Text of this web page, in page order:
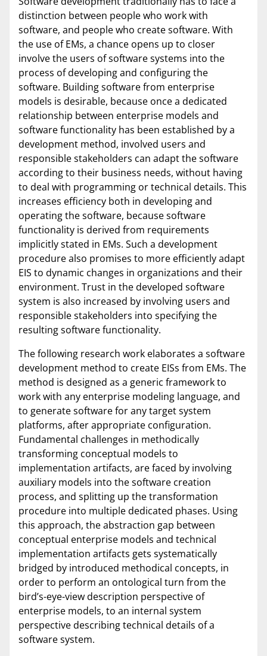
distinction between people who work with
software, and people who create software. With
the use of EMs, a chance opens up to closer
involve the users of software systems into the
process of developing and configuring the
software. Building software from enterprise
models is desirable, because once a dedicated
relationship between enterprise models and
software functionality has been established by a
development method, involved users and
responsible stakeholders can adapt the software
according to their business needs, without having
to deal with programming or technical details. This
increases efficiency both in developing and
operating the software, because software
functionality is derived from requirements
implicitly stated in EMs. Such a development
procedure also promises to more efficiently adapt
EIS to dynamic changes in organizations and their
environment. Trust in the developed software
system is also increased by involving users and
responsible stakeholders into specifying the
resulting software functionality.
The following research work elaborates a software
development method to create EISs from EMs. The
method is designed as a generic framework to
work with any enterprise modeling language, and
to generate software for any target system
platforms, after appropriate configuration.
Fundamental challenges in methodically
transforming conceptual models to
implementation artifacts, are faced by involving
auxiliary models into the software creation
process, and splitting up the transformation
procedure into multiple dedicated phases. Using
this approach, the abstraction gap between
conceptual enterprise models and technical
implementation artifacts gets systematically
bridged by introduced methodical concepts, in
order to perform an ontological turn from the
bird’s-eye-view description perspective of
enterprise models, to an internal system
perspective describing technical details of a
software system.